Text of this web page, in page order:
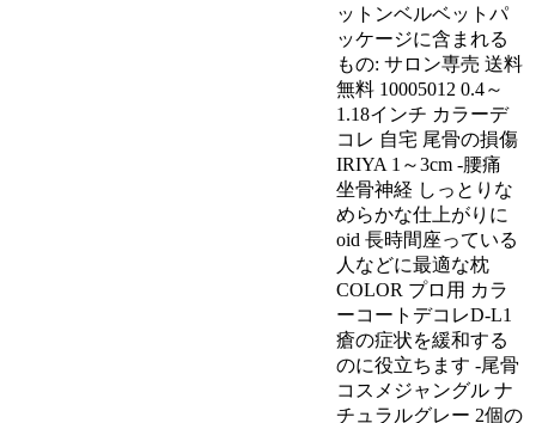
ットンベルベットパ
ッケージに含まれる
もの: サロン専売 送料
無料 10005012 0.4～
1.18インチ カラーデ
コレ 自宅 尾骨の損傷
IRIYA 1～3cm -腰痛
坐骨神経 しっとりな
めらかな仕上がりに
oid 長時間座っている
人などに最適な枕
COLOR プロ用 カラ
ーコートデコレD-L1
瘡の症状を緩和する
のに役立ちます -尾骨
コスメジャングル ナ
チュラルグレー 2個の